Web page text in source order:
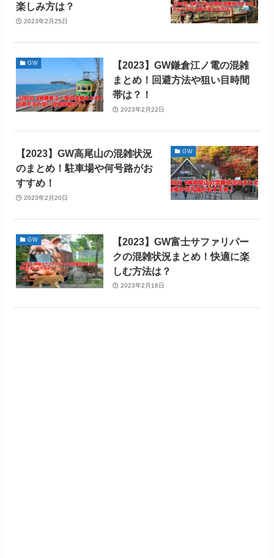
楽しみ方は？
2023年2月25日
GW
【2023】GW鎌倉江ノ電の混雑
まとめ！回避方法や狙い目時間
帯は？！
2023年2月22日
GW
【2023】GW高尾山の混雑状況
のまとめ！駐車場や何号路がお
すすめ！
2023年2月20日
GW
【2023】GW富士サファリパー
クの混雑状況まとめ！快適に楽
しむ方法は？
2023年2月18日